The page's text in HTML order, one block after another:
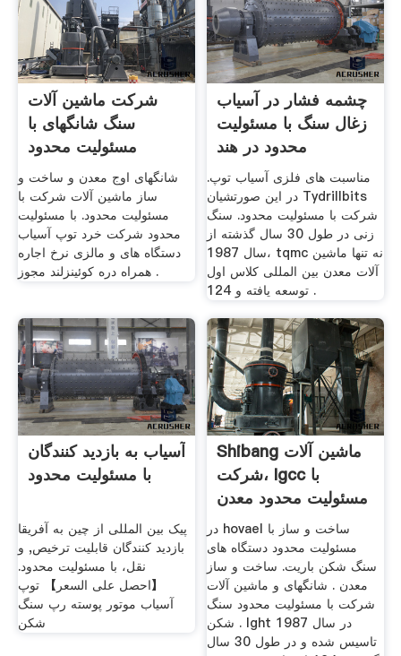
شرکت ماشین آلات
سنگ شانگهای با
مسئولیت محدود
شانگهای اوج معدن و ساخت و
ساز ماشین آلات شرکت با
مسئولیت محدود. با مسئولیت
محدود شرکت خرد توپ آسیاب
دستگاه های و مالزی نرخ اجاره
همراه دره کوئینزلند مجوز .
چشمه فشار در آسیاب
زغال سنگ با مسئولیت
محدود در هند
مناسبت های فلزی آسیاب توپ.
در این صورتشیان Tydrillbits
شرکت با مسئولیت محدود. سنگ
زنی در طول 30 سال گذشته از
سال 1987، tqmc نه تنها ماشین
آلات معدن بین المللی کلاس اول
توسعه یافته و 124 .
آسیاب به بازدید کنندگان
با مسئولیت محدود
پیک بین المللی از چین به آفریقا
بازدید کنندگان قابلیت ترخیص, و
نقل، با مسئولیت محدود.
【احصل على السعر】 توپ
آسیاب موتور پوسته رپ سنگ
شکن
Shibang ماشین آلات
شرکت، Igcc با
مسئولیت محدود معدن
باریت در hovael ساخت و ساز با
مسئولیت محدود دستگاه های
سنگ شکن باریت. ساخت و ساز
معدن . شانگهای و ماشین آلات
شرکت با مسئولیت محدود سنگ
شکن . lght در سال 1987
تاسیس شده و در طول 30 سال